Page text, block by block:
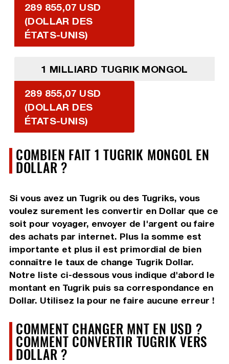
289 855,07 USD
(DOLLAR DES
ÉTATS-UNIS)
1 MILLIARD TUGRIK MONGOL
289 855,07 USD
(DOLLAR DES
ÉTATS-UNIS)
COMBIEN FAIT 1 TUGRIK MONGOL EN
DOLLAR ?
Si vous avez un Tugrik ou des Tugriks, vous
voulez surement les convertir en Dollar que ce
soit pour voyager, envoyer de l'argent ou faire
des achats par internet. Plus la somme est
importante et plus il est primordial de bien
connaître le taux de change Tugrik Dollar.
Notre liste ci-dessous vous indique d'abord le
montant en Tugrik puis sa correspondance en
Dollar. Utilisez la pour ne faire aucune erreur !
COMMENT CHANGER MNT EN USD ?
COMMENT CONVERTIR TUGRIK VERS
DOLLAR ?